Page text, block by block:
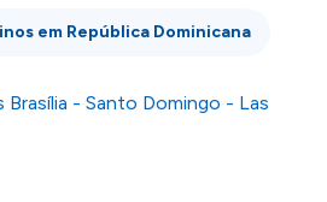
em República Dominicana
Brasília - Santo Domingo - Las